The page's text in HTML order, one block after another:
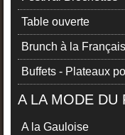
Table ouverte
Brunch à la
Buffets - Plateaux
A LA MODE DU
A la Gauloise